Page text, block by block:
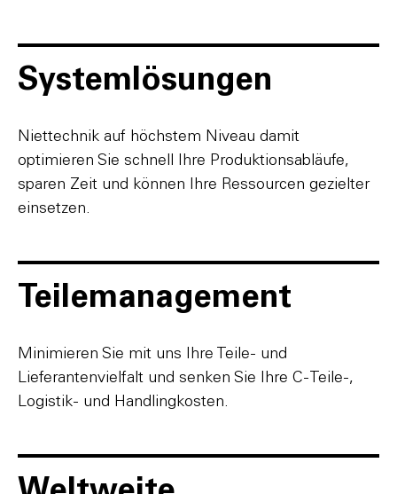
Systemlösungen
Niettechnik auf höchstem Niveau damit
optimieren Sie schnell Ihre Produktionsabläufe,
sparen Zeit und können Ihre Ressourcen gezielter
einsetzen.
Teilemanagement
Minimieren Sie mit uns Ihre Teile- und
Lieferantenvielfalt und senken Sie Ihre C-Teile-,
Logistik- und Handlingkosten.